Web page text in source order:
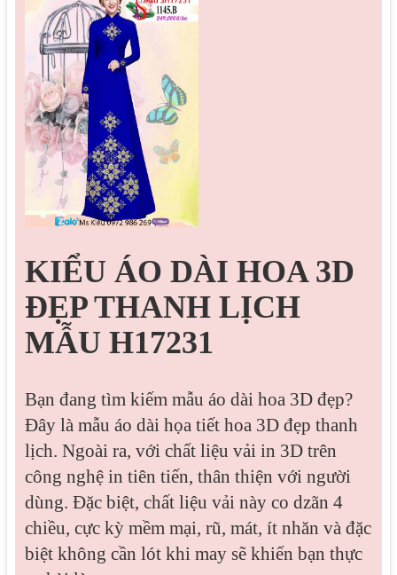
KIỂU ÁO DÀI HOA 3D
ĐẸP THANH LỊCH
MẪU H17231
Bạn đang tìm kiếm mẫu áo dài hoa 3D đẹp?
Đây là mẫu áo dài họa tiết hoa 3D đẹp thanh
lịch. Ngoài ra, với chất liệu vải in 3D trên
công nghệ in tiên tiến, thân thiện với người
dùng. Đặc biệt, chất liệu vải này co dzãn 4
chiều, cực kỳ mềm mại, rũ, mát, ít nhăn và đặc
biệt không cần lót khi may sẽ khiến bạn thực